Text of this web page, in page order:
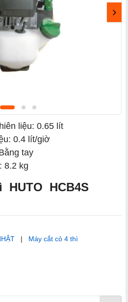
liệu: 0.65 lít
0.4 lít/giờ
tay
8.2 kg
HUTO HCB4S
| Máy cắt cỏ 4 thì